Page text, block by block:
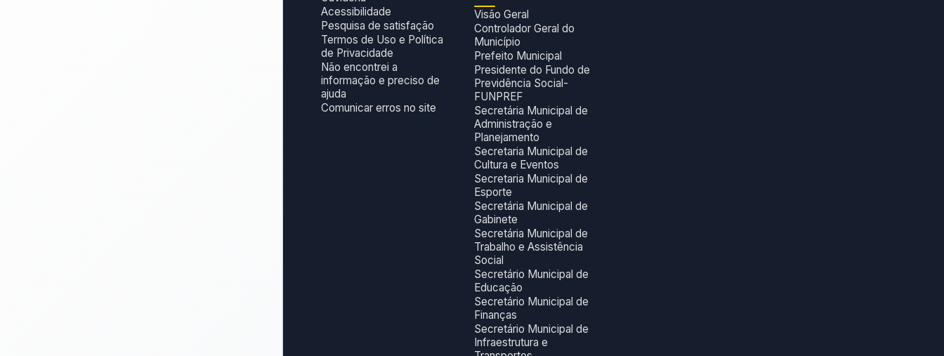
Acessibilidade
Pesquisa de satisfação
Termos de Uso e Política
de Privacidade
Não encontrei a
informação e preciso de
ajuda
Comunicar erros no site
Visão Geral
Controlador Geral do
Município
Prefeito Municipal
Presidente do Fundo de
Previdência Social-
FUNPREF
Secretária Municipal de
Administração e
Planejamento
Secretaria Municipal de
Cultura e Eventos
Secretaria Municipal de
Esporte
Secretária Municipal de
Gabinete
Secretária Municipal de
Trabalho e Assistência
Social
Secretário Municipal de
Educação
Secretário Municipal de
Finanças
Secretário Municipal de
Infraestrutura e